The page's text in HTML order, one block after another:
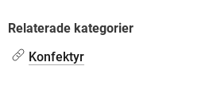
Relaterade kategorier
Konfektyr